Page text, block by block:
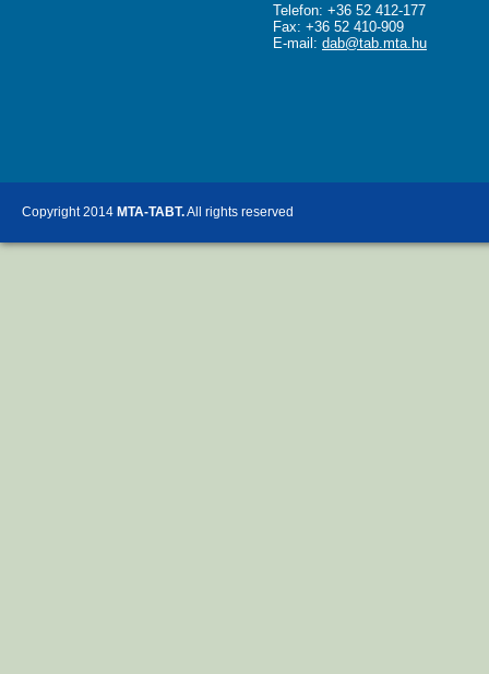
Telefon: +36 52 412-177
Fax: +36 52 410-909
E-mail: dab@tab.mta.hu
Copyright 2014 MTA-TABT.All rights reserved